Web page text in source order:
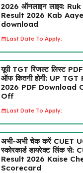
2026 ऑनलाइन लाइव:
Result 2026 Kab
download
Last Date To Apply:
यूपी TGT रिजल्ट लिस्ट
ऑफ कितनी होगी: UP TGT
2026 PDF Download
Off
Last Date To Apply:
अभी-अभी चेक करें CUET
स्कोरकार्ड डायरेक्ट लिंक से:
Result 2026 Kaise
Scorecard